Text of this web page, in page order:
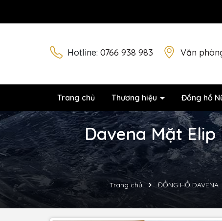
Hotline: 0766 938 983 Văn
Trang chủ Thương hiệu Đồng hồ
Davena Mặt Elip
Trang chủ ĐỒNG HỒ DAVENA